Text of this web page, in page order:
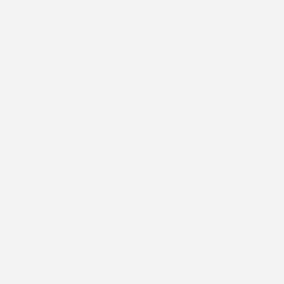
und Führungstipps
„Kompetenzinventar“,
und Beurteilungskriterien
an die Hand gibt.